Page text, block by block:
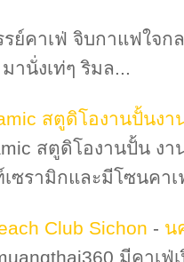
ย์คาเฟ่ จิบกาแฟใจก
านั่งเท่ๆ ริมล...
สตูดิโองานปั้นงา
สตูดิโองานปั้น งา
ซรามิกและมีโซนคาเ
Club Sichon - น
มีคาเฟ่